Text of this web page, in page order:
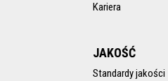
Kariera
JAKOŚĆ
Standardy jakości